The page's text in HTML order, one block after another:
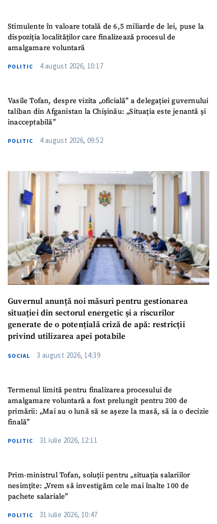
Stimulente în valoare totală de 6,5 miliarde de lei, puse la
dispoziția localităților care finalizează procesul de
amalgamare voluntară
POLITIC 4 august 2026, 10:17
Vasile Tofan, despre vizita „oficială” a delegației guvernului
taliban din Afganistan la Chișinău: „Situația este jenantă și
inacceptabilă”
POLITIC 4 august 2026, 09:52
Guvernul anunță noi măsuri pentru gestionarea
situației din sectorul energetic și a riscurilor
generate de o potențială criză de apă: restricții
privind utilizarea apei potabile
SOCIAL 3 august 2026, 14:39
Termenul limită pentru finalizarea procesului de
amalgamare voluntară a fost prelungit pentru 200 de
primării: „Mai au o lună să se așeze la masă, să ia o decizie
finală”
POLITIC 31 iulie 2026, 12:11
Prim-ministrul Tofan, soluții pentru „situația salariilor
nesimțite: „Vrem să investigăm cele mai înalte 100 de
pachete salariale”
POLITIC 31 iulie 2026, 10:47